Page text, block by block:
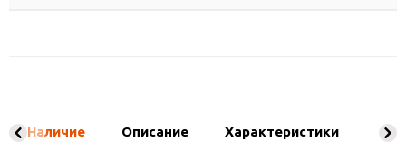
Наличие Описание Характеристики